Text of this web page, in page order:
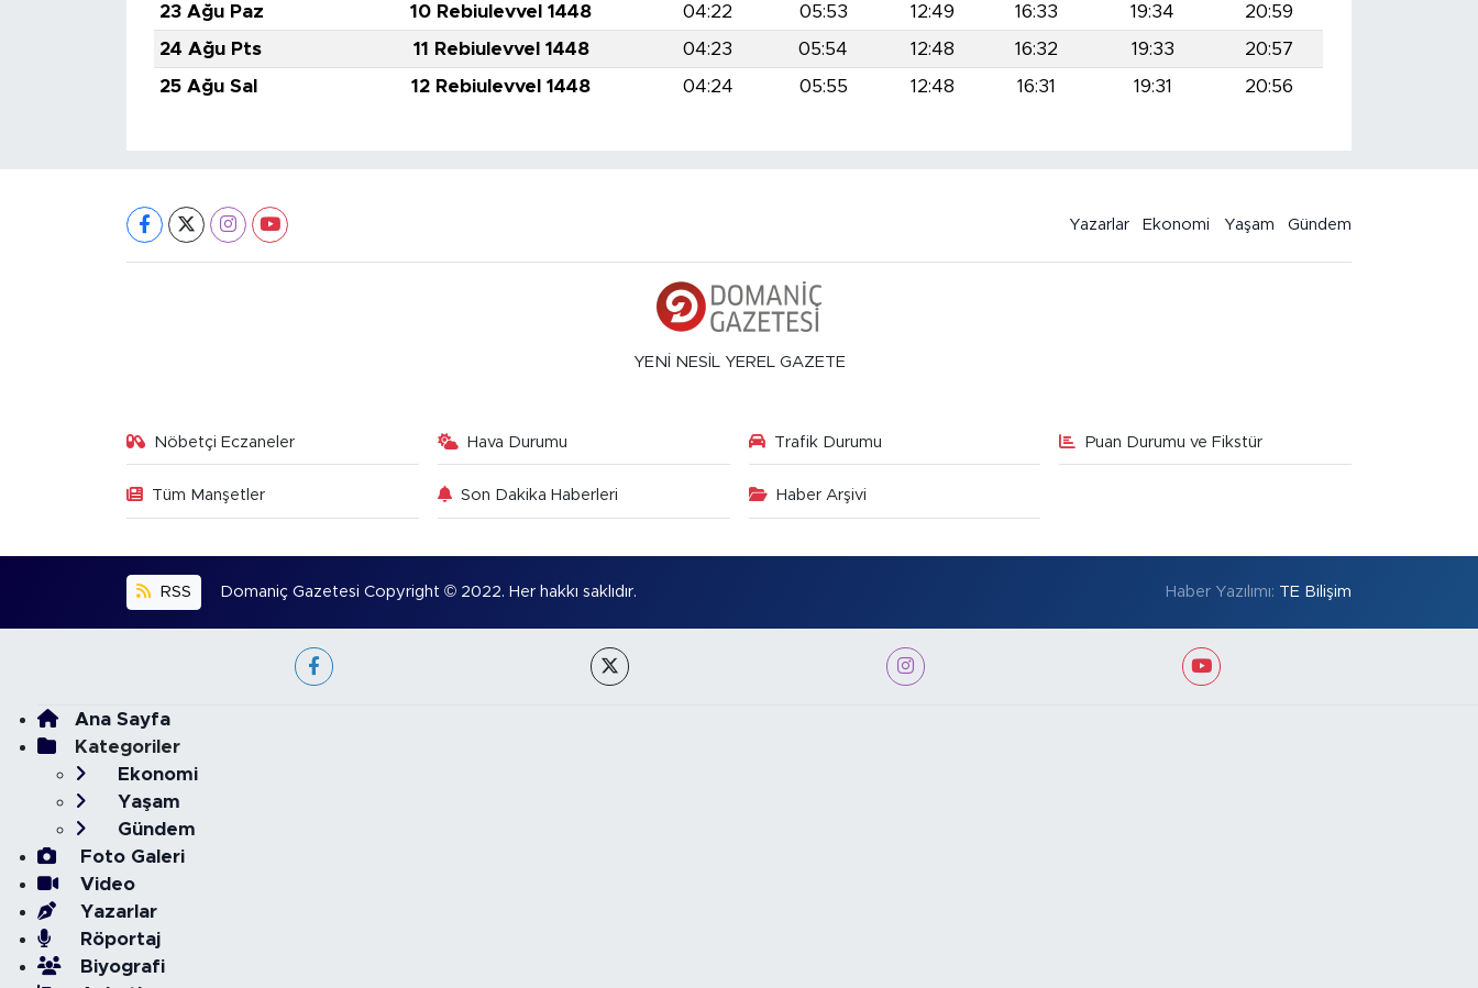
23 Ağu Paz
10 Rebiulevvel 1448 04:22 05:53 12:49 16:33 19:34
20:59
24 Ağu Pts
11 Rebiulevvel 1448 04:23 05:54 12:48 16:32 19:33
20:57
25 Ağu Sal
12 Rebiulevvel 1448 04:24 05:55 12:48 16:31 19:31 20:56
Yazarlar Ekonomi Yaşam Gündem
YENİ NESİL YEREL GAZETE
Nöbetçi Eczaneler Hava Durumu Trafik Durumu Puan Durumu ve Fikstür
Tüm Manşetler Son Dakika Haberleri Haber Arşivi
RSS Domaniç Gazetesi Copyright © 2022. Her hakkı saklıdır. Haber Yazılımı: TE Bilişim
Ana Sayfa
Kategoriler
Ekonomi
Yaşam
Gündem
Foto Galeri
Video
Yazarlar
Röportaj
Biyografi